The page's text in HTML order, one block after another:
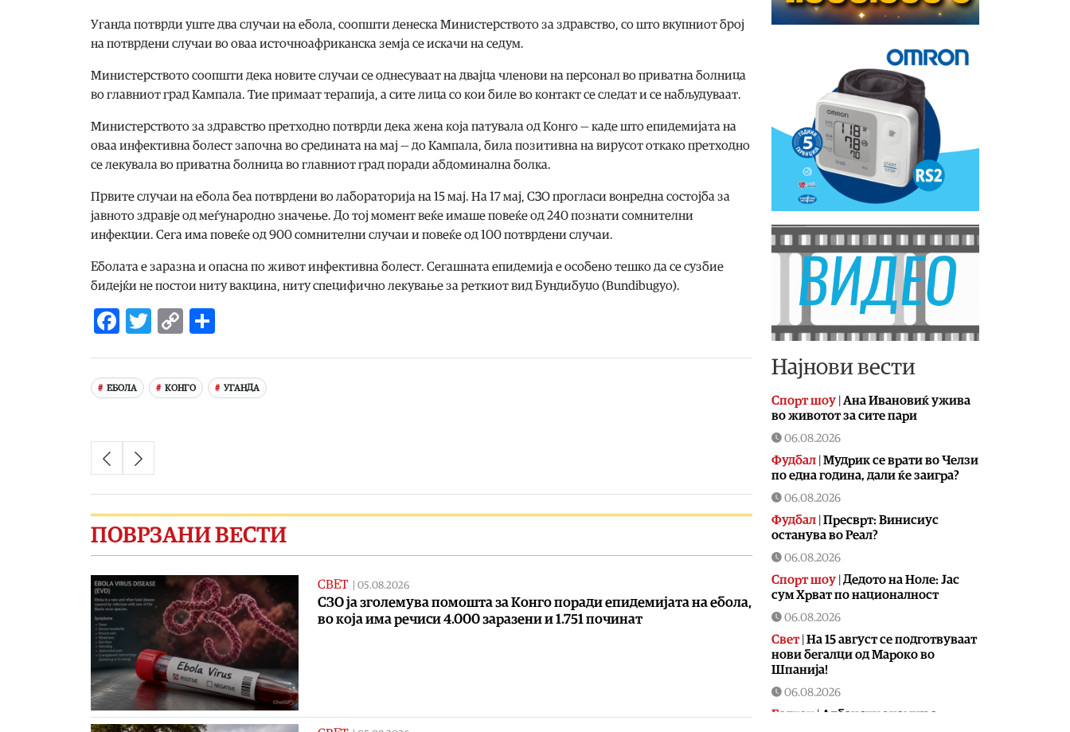
Уганда потврди уште два случаи на ебола, соопшти денеска Министерството за здравство, со што вкупниот број
на потврдени случаи во оваа источноафриканска земја се искачи на седум.
Министерството соопшти дека новите случаи се однесуваат на двајца членови на персонал во приватна болница
во главниот град Кампала. Тие примаат терапија, а сите лица со кои биле во контакт се следат и се набљудуваат.
Министерството за здравство претходно потврди дека жена која патувала од Конго — каде што епидемијата на
оваа инфективна болест започна во средината на мај — до Кампала, била позитивна на вирусот откако претходно
се лекувала во приватна болница во главниот град поради абдоминална болка.
Првите случаи на ебола беа потврдени во лабораторија на 15 мај. На 17 мај, СЗО прогласи вонредна состојба за
јавното здравје од меѓународно значење. До тој момент веќе имаше повеќе од 240 познати сомнителни
инфекции. Сега има повеќе од 900 сомнителни случаи и повеќе од 100 потврдени случаи.
Еболата е заразна и опасна по живот инфективна болест. Сегашната епидемија е особено тешко да се сузбие
бидејќи не постои ниту вакцина, ниту специфично лекување за реткиот вид Бундибуџо (Bundibugyo).
Facebook
Twitter
Copy
ЕБОЛА КОНГО УГАНДА
ПОВРЗАНИ ВЕСТИ
СВЕТ 05.08.2026
СЗО ја зголемува помошта за Конго поради епидемијата на ебола,
во која има речиси 4.000 заразени и 1.751 починат
Најнови вести
Спорт шоу | Aна Ивановиќ ужива
во животот за сите пари
06.08.2026
Фудбал | Мудрик се врати во Челзи
по една година, дали ќе заигра?
06.08.2026
Фудбал | Пресврт: Винисиус
останува во Реал?
06.08.2026
Спорт шоу | Дедото на Ноле: Јас
сум Хрват по националност
06.08.2026
Свет| На 15 август се подготвуваат
нови бегалци од Мароко во
Шпанија!
06.08.2026
Балкан | Албански знамиња